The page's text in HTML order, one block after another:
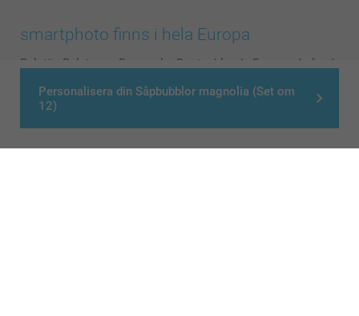
Personalisera din Såpbubblor magnolia (Set om
12)
smartphoto finns i hela Europa
België Belgique Danmark Deutschland France
Ireland
Nederland - Norge Österreich Schweiz Suisse
Switzerland